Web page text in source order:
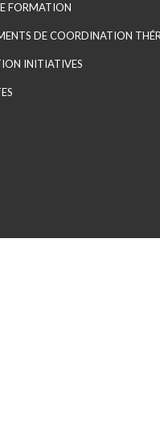
FORMATION
DE COORDINATION
INITIATIVES